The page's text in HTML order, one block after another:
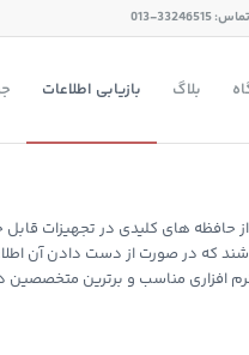
013
بلاگ بازیابی اطلاعات
افزاری مناسب و برترین متخصصین